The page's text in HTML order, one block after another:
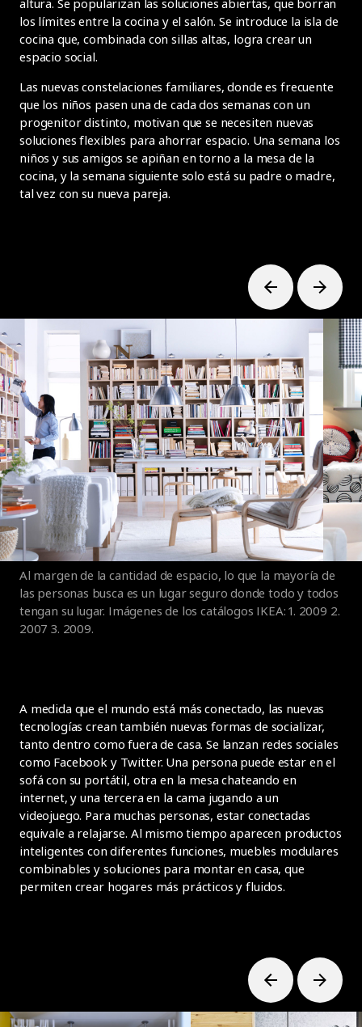
altura. Se popularizan las soluciones abiertas, que borran
los límites entre la cocina y el salón. Se introduce la isla de
cocina que, combinada con sillas altas, logra crear un
espacio social.
Las nuevas constelaciones familiares, donde es frecuente
que los niños pasen una de cada dos semanas con un
progenitor distinto, motivan que se necesiten nuevas
soluciones flexibles para ahorrar espacio. Una semana los
niños y sus amigos se apiñan en torno a la mesa de la
cocina, y la semana siguiente solo está su padre o madre,
tal vez con su nueva pareja.
Al margen de la cantidad de espacio, lo que la mayoría de
las personas busca es un lugar seguro donde todo y todos
tengan su lugar. Imágenes de los catálogos IKEA: 1. 2009 2.
2007 3. 2009.
A medida que el mundo está más conectado, las nuevas
tecnologías crean también nuevas formas de socializar,
tanto dentro como fuera de casa. Se lanzan redes sociales
como Facebook y Twitter. Una persona puede estar en el
sofá con su portátil, otra en la mesa chateando en
internet, y una tercera en la cama jugando a un
videojuego. Para muchas personas, estar conectadas
equivale a relajarse. Al mismo tiempo aparecen productos
inteligentes con diferentes funciones, muebles modulares
combinables y soluciones para montar en casa, que
permiten crear hogares más prácticos y fluidos.